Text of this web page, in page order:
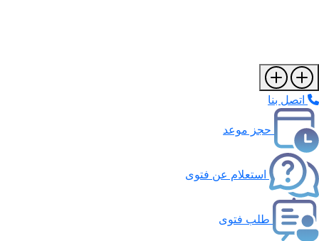
اتصل بنا
حجز موعد
استعلام عن فتوى
طلب فتوى